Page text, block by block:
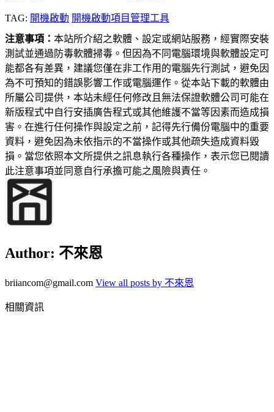
TAG: 開機啟動 開機啟動項目管理工具
注意事項： 本站所介紹之軟體、設定或網站服務，經實際安裝
測試並通過防毒軟體掃毒。但因為不同電腦環境與軟體設定可
能都各有差異，建議您僅在非工作用的電腦先行測試，避免因
為不可預知的錯誤影響工作或電腦運作。從本站下載的軟體由
所屬公司提供，本站未經任何修改且無法保證軟體公司可能在
新版程式中自行安插廣告程式或其他維護不當等因素而造成損
害。在進行任何操作與設定之前，記得先行備份電腦中的重要
資料，避免因為未依指示的不當操作或其他疏失造成資料毀
損。當您依照本文所提供之訊息執行各種操作，表示您已閱讀
此注意事項並同意自行承擔可能之風險與責任。
Author: 不來恩
briiancom@gmail.com View all posts by 不來恩
相關資訊